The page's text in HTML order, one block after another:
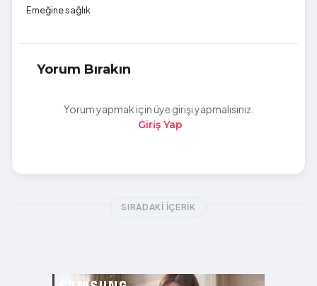
Emeğine sağlık
Yorum Bırakın
Yorum yapmak için üye girişi yapmalısınız.
Giriş Yap
SIRADAKI İÇERIK